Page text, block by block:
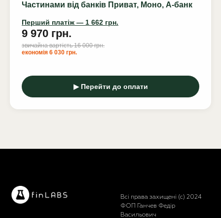
Частинами від банків Приват, Моно, А-банк
Перший платіж — 1 662 грн.
9 970 грн.
звичайна вартість 16 000 грн.
економія 6 030 грн.
▶ Перейти до оплати
Всі права захищені (с) 2024
ФОП Ганчев Федір
Васильович